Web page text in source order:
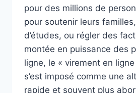
pour des millions de
pour soutenir leurs
d’études, ou régler des
montée en puissance des
ligne, le « virement en
s’est imposé comme une
rapide et souvent plus